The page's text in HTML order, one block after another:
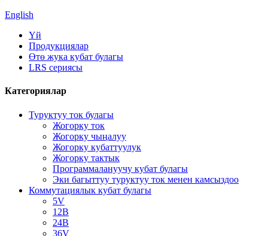
English
Үй
Продукциялар
Өтө жука кубат булагы
LRS сериясы
Категориялар
Туруктуу ток булагы
Жогорку ток
Жогорку чыңалуу
Жогорку кубаттуулук
Жогорку тактык
Программалануучу кубат булагы
Эки багыттуу туруктуу ток менен камсыздоо
Коммутациялык кубат булагы
5V
12В
24В
36V